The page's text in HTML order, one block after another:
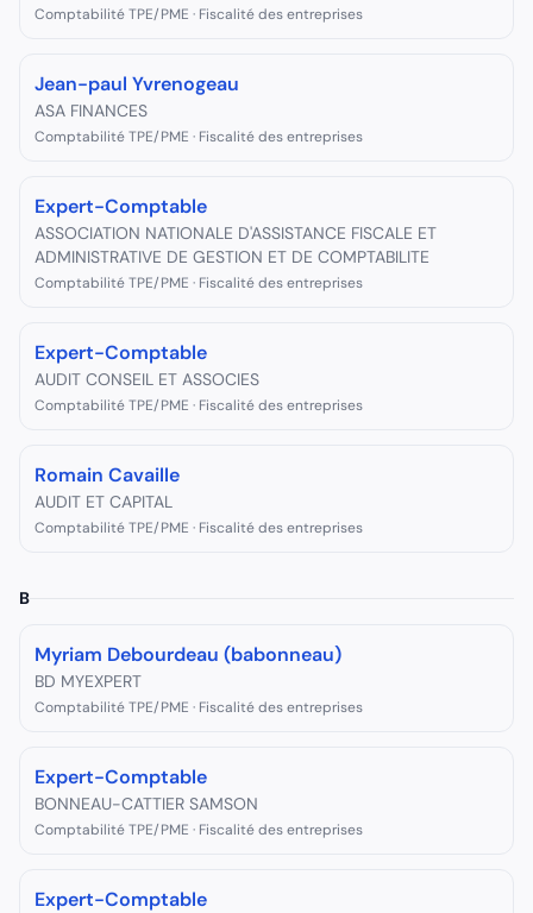
Comptabilité TPE/PME · Fiscalité des entreprises
Jean-paul Yvrenogeau
ASA FINANCES
Comptabilité TPE/PME · Fiscalité des entreprises
Expert-Comptable
ASSOCIATION NATIONALE D'ASSISTANCE FISCALE ET
ADMINISTRATIVE DE GESTION ET DE COMPTABILITE
Comptabilité TPE/PME · Fiscalité des entreprises
Expert-Comptable
AUDIT CONSEIL ET ASSOCIES
Comptabilité TPE/PME · Fiscalité des entreprises
Romain Cavaille
AUDIT ET CAPITAL
Comptabilité TPE/PME · Fiscalité des entreprises
B
Myriam Debourdeau (babonneau)
BD MYEXPERT
Comptabilité TPE/PME · Fiscalité des entreprises
Expert-Comptable
BONNEAU-CATTIER SAMSON
Comptabilité TPE/PME · Fiscalité des entreprises
Expert-Comptable